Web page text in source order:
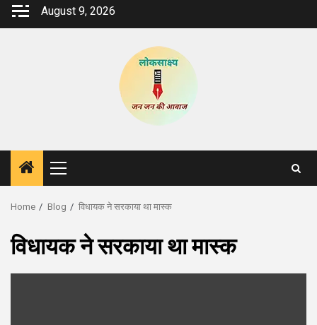
Skip
August 9, 2026
Primary
Menu
Home Blog विधायक ने सरकाया था मास्क
विधायक ने सरकाया था मास्क